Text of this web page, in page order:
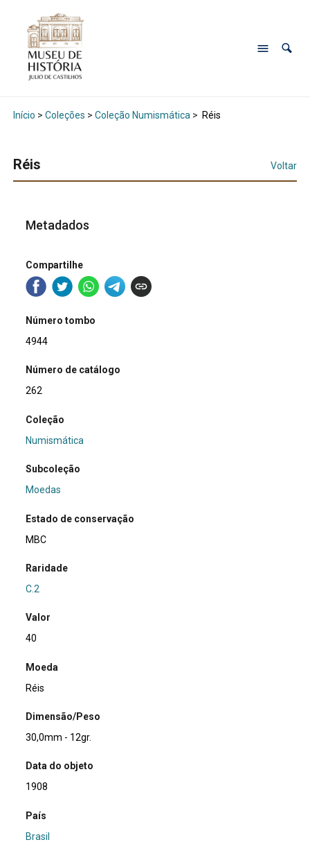
Início > Coleções > Coleção Numismática > Réis
Réis Voltar
Metadados
Compartilhe
Número tombo
4944
Número de catálogo
262
Coleção
Numismática
Subcoleção
Moedas
Estado de conservação
MBC
Raridade
C.2
Valor
40
Moeda
Réis
Dimensão/Peso
30,0mm - 12gr.
Data do objeto
1908
País
Brasil